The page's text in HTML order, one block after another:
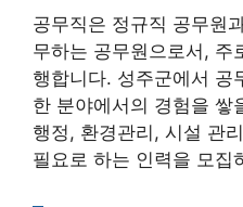
공무직은 정규직 공무원
무하는 공무원으로서, 주
행합니다. 성주군에서 공
한 분야에서의 경험을 쌓
행정, 환경관리, 시설 관
필요로 하는 인력을 모집